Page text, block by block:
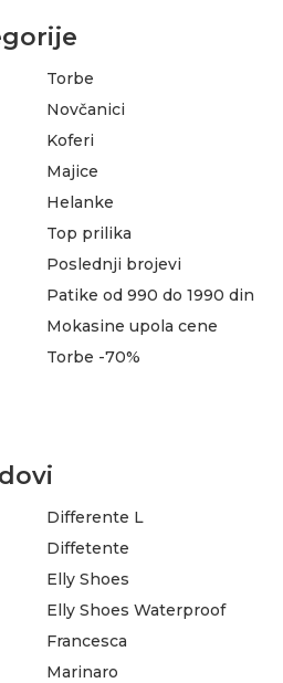
Torbe
Novčanici
Koferi
Majice
Helanke
Top prilika
Poslednji brojevi
Patike od 990 do 1990 din
Mokasine upola cene
Torbe -70%
Differente L
Diffetente
Elly Shoes
Elly Shoes Waterproof
Francesca
Marinaro